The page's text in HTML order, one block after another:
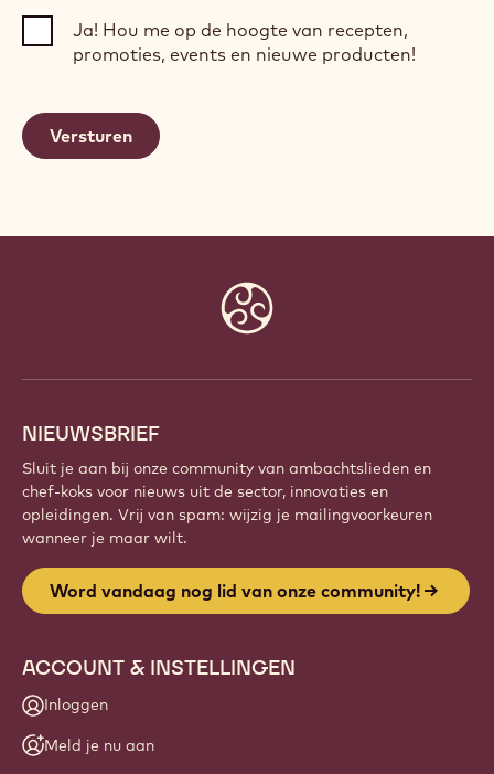
new
window)
a
new
Ja! Hou me op de hoogte van recepten,
promoties, events en nieuwe producten!
NIEUWSBRIEF
Sluit je aan bij onze community van ambachtslieden en
chef-koks voor nieuws uit de sector, innovaties en
opleidingen. Vrij van spam: wijzig je mailingvoorkeuren
wanneer je maar wilt.
Word vandaag nog lid van onze community!
ACCOUNT & INSTELLINGEN
Inloggen
Meld je nu aan